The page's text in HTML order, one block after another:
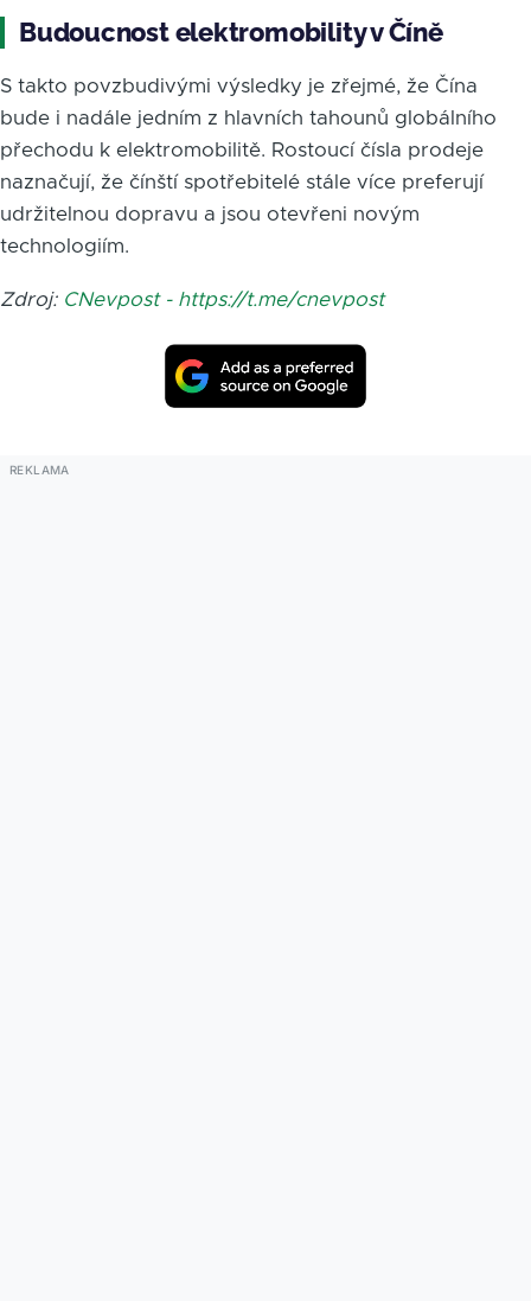
Budoucnost elektromobility v Číně
S takto povzbudivými výsledky je zřejmé, že Čína
bude i nadále jedním z hlavních tahounů globálního
přechodu k elektromobilitě. Rostoucí čísla prodeje
naznačují, že čínští spotřebitelé stále více preferují
udržitelnou dopravu a jsou otevřeni novým
technologiím.
Zdroj: CNevpost - https://t.me/cnevpost